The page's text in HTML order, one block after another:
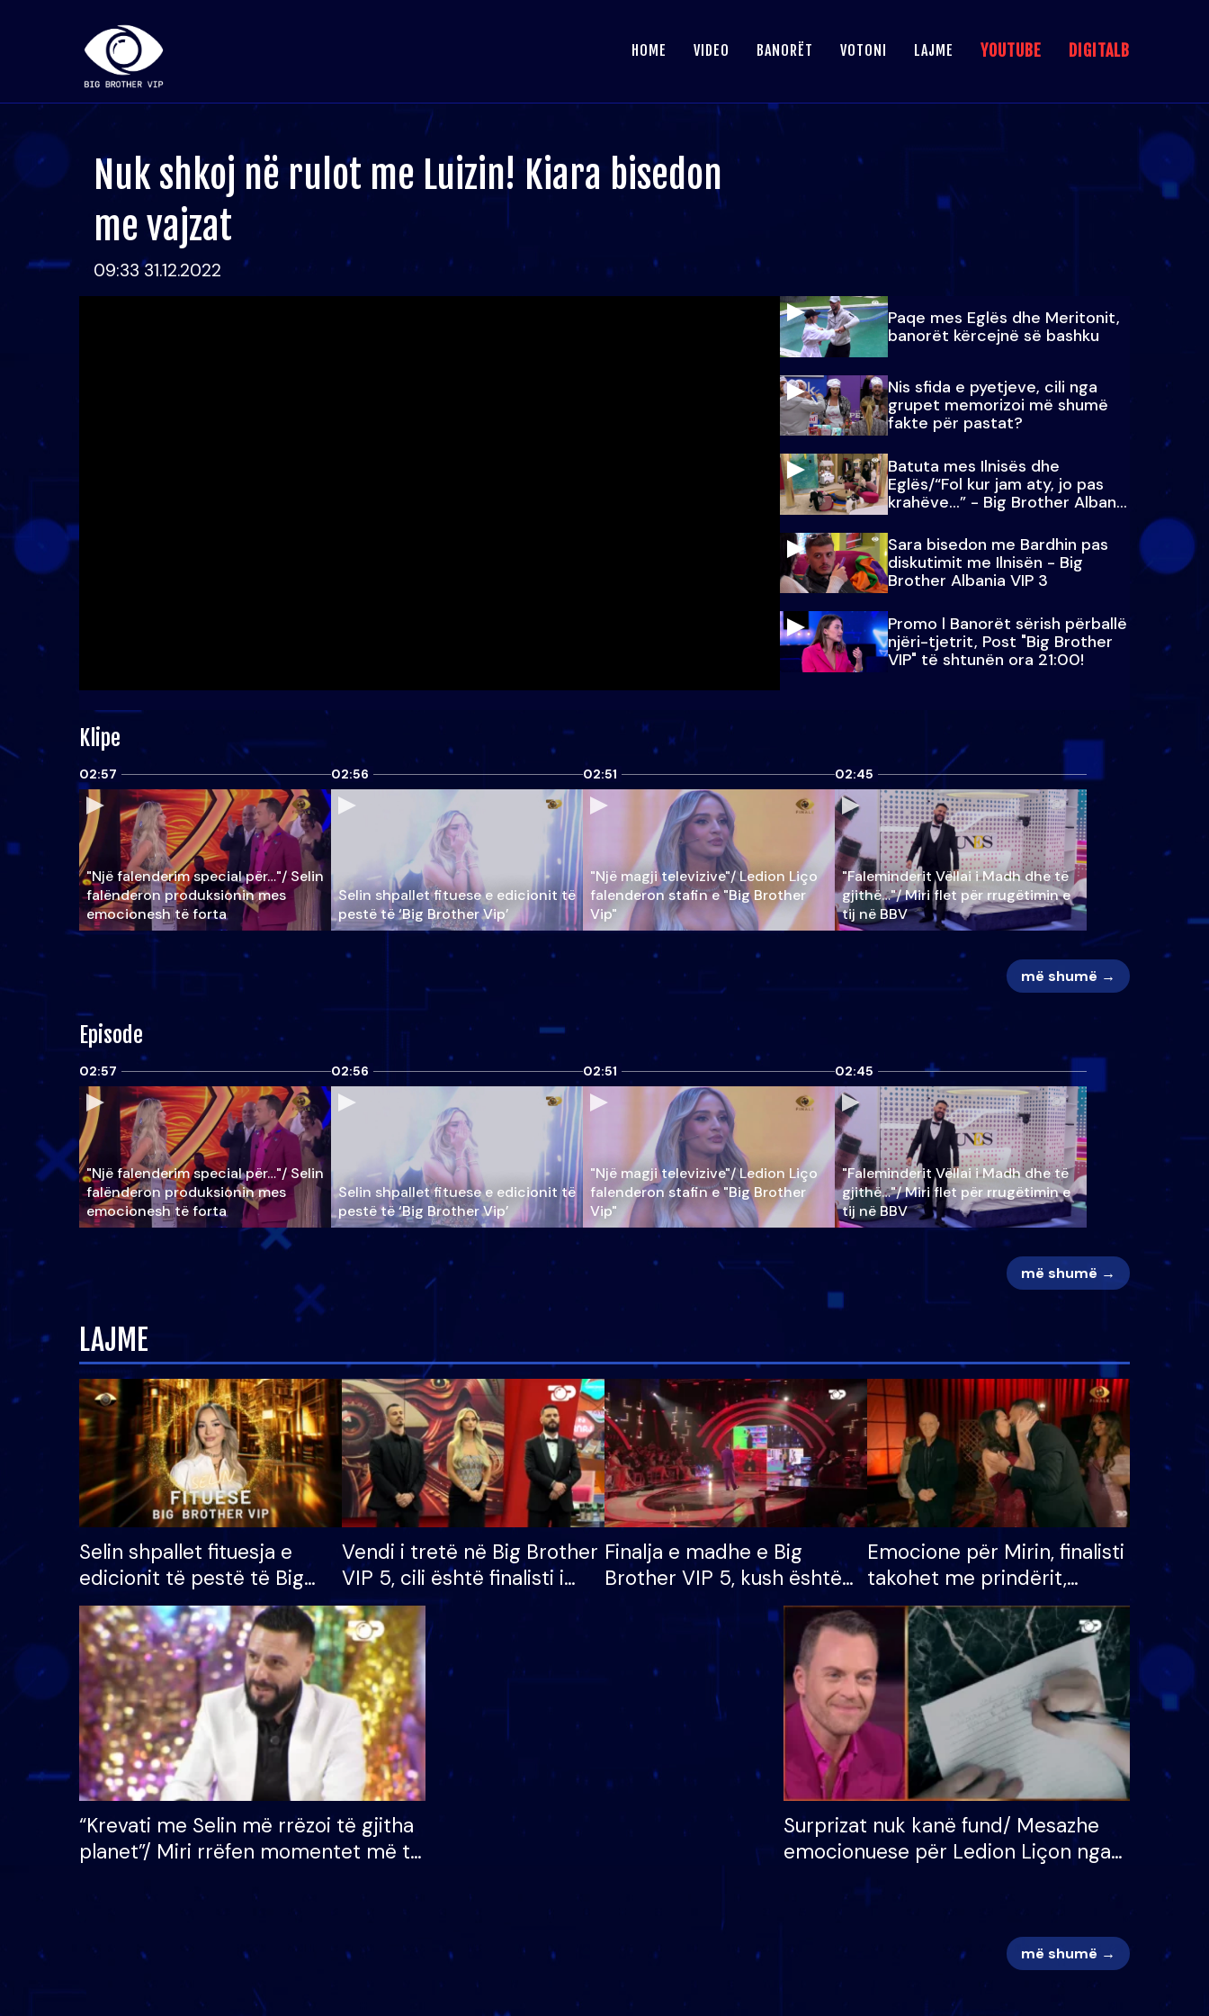
HOME VIDEO BANORËT VOTONI LAJME YOUTUBE DIGITALB
Nuk shkoj në rulot me Luizin! Kiara bisedon
me vajzat
09:33 31.12.2022
Paqe mes Eglës dhe Meritonit,
banorët kërcejnë së bashku
Nis sfida e pyetjeve, cili nga
grupet memorizoi më shumë
fakte për pastat?
Batuta mes Ilnisës dhe
Eglës/“Fol kur jam aty, jo pas
krahëve…” - Big Brother Albania
VIP 3
Sara bisedon me Bardhin pas
diskutimit me Ilnisën - Big
Brother Albania VIP 3
Promo l Banorët sërish përballë
njëri-tjetrit, Post "Big Brother
VIP" të shtunën ora 21:00!
Klipe
02:57
"Një falenderim special për…"/ Selin
falënderon produksionin mes
emocionesh të forta
02:56
Selin shpallet fituese e edicionit të
pestë të ‘Big Brother Vip’
02:51
"Një magji televizive"/ Ledion Liço
falenderon stafin e "Big Brother
Vip"
02:45
"Faleminderit Vëllai i Madh dhe të
gjithë…"/ Miri flet për rrugëtimin e
tij në BBV
më shumë →
Episode
02:57
"Një falenderim special për…"/ Selin
falënderon produksionin mes
emocionesh të forta
02:56
Selin shpallet fituese e edicionit të
pestë të ‘Big Brother Vip’
02:51
"Një magji televizive"/ Ledion Liço
falenderon stafin e "Big Brother
Vip"
02:45
"Faleminderit Vëllai i Madh dhe të
gjithë…"/ Miri flet për rrugëtimin e
tij në BBV
më shumë →
LAJME
Selin shpallet fituesja e
edicionit të pestë të Big
Brother VIP, rrëmben
çmimin e madh prej 100
mijë eurosh
Vendi i tretë në Big Brother
VIP 5, cili është finalisti i
radhës që lë shtëpinë
Finalja e madhe e Big
Brother VIP 5, kush është
banori i parë që lë shtëpinë
dhe humb mundësinë për
të fituar çmimin e madh
Emocione për Mirin, finalisti
takohet me prindërit,
vajzën dhe bashkëshorten:
S’kemi ndonjë letër divorci
apo jo?
“Krevati me Selin më rrëzoi të gjitha
planet”/ Miri rrëfen momentet më të
mungojë zilja e mëngjesit kur…
Surprizat nuk kanë fund/ Mesazhe
emocionuese për Ledion Liçon nga
më shumë →